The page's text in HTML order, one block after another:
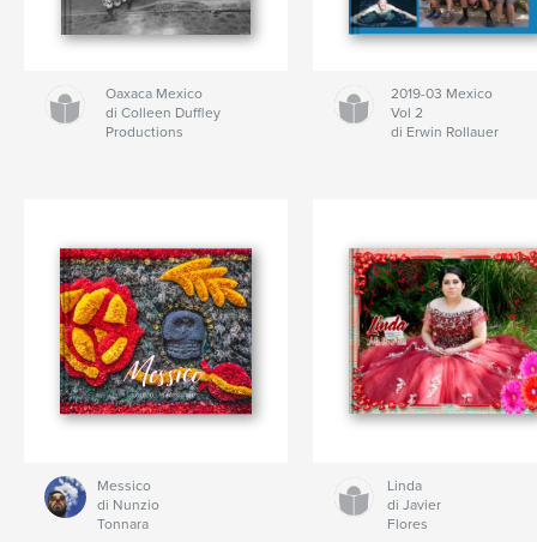
Oaxaca Mexico
di Colleen Duffley
Productions
2019-03 Mexico
Vol 2
di Erwin Rollauer
Messico
di Nunzio
Tonnara
Linda
di Javier
Flores